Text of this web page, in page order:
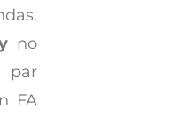
no
par
FA